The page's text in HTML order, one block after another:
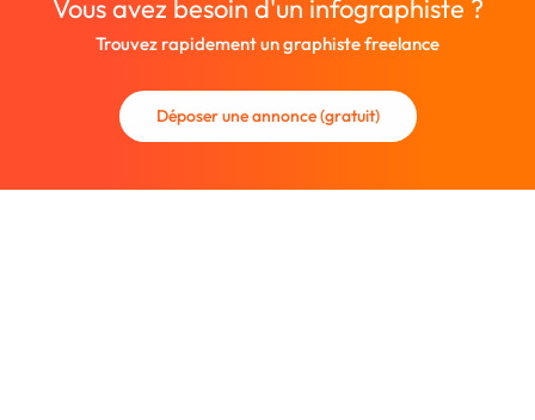
Vous avez besoin d'un infographiste ?
Trouvez rapidement un graphiste freelance
Déposer une annonce (gratuit)